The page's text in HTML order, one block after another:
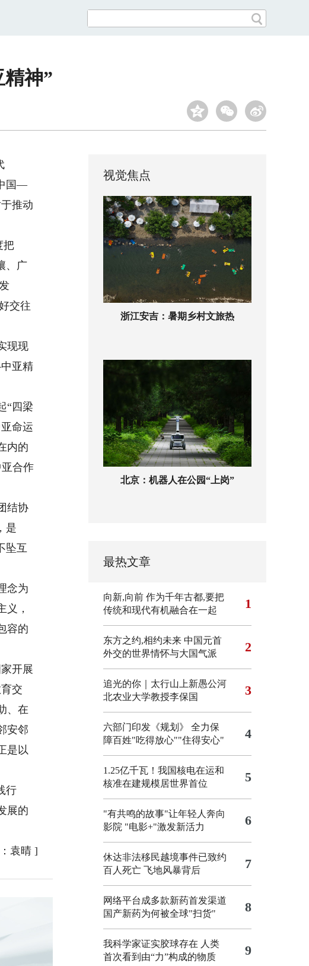
神”
国—
推动
把
、广
交往
现现
亚精
“四梁
命运
内的
合作
结协
是
坠互
念为
义，
容的
开展
交
、在
安邻
是以
行
展的
袁晴]
视觉焦点
浙江安吉：暑期乡村文旅热
北京：机器人在公园“上岗”
最热文章
向新,向前 作为千年古都,要把
传统和现代有机融合在一起
1
东方之约,相约未来 中国元首
外交的世界情怀与大国气派
2
追光的你｜太行山上新愚公河
北农业大学教授李保国
3
六部门印发《规划》 全力保
障百姓"吃得放心""住得安心"
4
1.25亿千瓦！我国核电在运和
核准在建规模居世界首位
5
"有共鸣的故事"让年轻人奔向
影院 "电影+"激发新活力 6
休达非法移民越境事件已致约
百人死亡 飞地风暴背后 7
网络平台成多款新药首发渠道
国产新药为何被全球"扫货"
8
我科学家证实胶球存在 人类
首次看到由“力”构成的物质
9